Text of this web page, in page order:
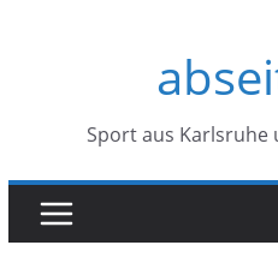
Sport aus